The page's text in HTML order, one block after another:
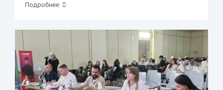
Подробнее